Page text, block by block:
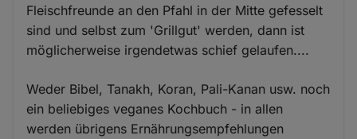
Fleischfreunde an den Pfahl in der Mitte gefesselt
sind und selbst zum 'Grillgut' werden, dann ist
möglicherweise irgendetwas schief gelaufen....
Weder Bibel, Tanakh, Koran, Pali-Kanan usw. noch
ein beliebiges veganes Kochbuch - in allen
werden übrigens Ernährungsempfehlungen